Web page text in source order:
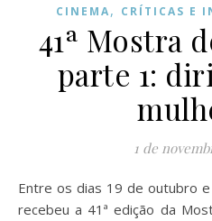
CINEMA, CRÍTICAS E
41ª Mostra
parte 1:
1 de
Entre os dias 19 de outubro e 1º de novembro, São Paulo
recebeu a 41ª edição da